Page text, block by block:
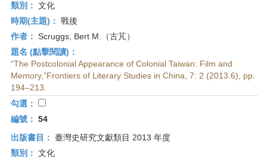
類別： 文化
時期(主題)： 戰後
作者： Scruggs, Bert M.（古芃）
題名 (點擊閱讀)：
“The Postcolonial Appearance of Colonial Taiwan: Film and
Memory,”Frontiers of Literary Studies in China, 7: 2 (2013.6), pp.
194–213.
勾選：
編號： 54
出版書目： 臺灣史研究文獻類目 2013 年度
類別： 文化